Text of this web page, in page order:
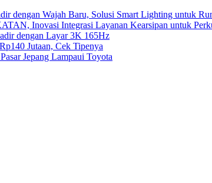
dengan Wajah Baru, Solusi Smart Lighting untuk
Inovasi Integrasi Layanan Kearsipan untuk
dengan Layar 3K 165Hz
Jutaan, Cek Tipenya
Jepang Lampaui Toyota